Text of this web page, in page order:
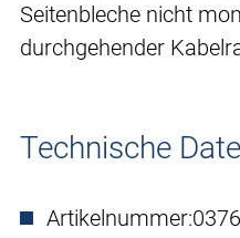
Seitenbleche nicht
durchgehender
Technische
Artikelnummer: